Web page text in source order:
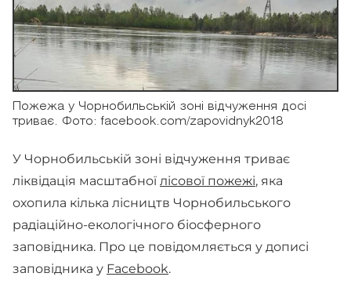
Пожежа у Чорнобильській зоні відчуження досі
триває. Фото: facebook.com/zapovidnyk2018
У Чорнобильській зоні відчуження триває
ліквідація масштабної лісової пожежі, яка
охопила кілька лісництв Чорнобильського
радіаційно-екологічного біосферного
заповідника. Про це повідомляється у дописі
заповідника у Facebook.